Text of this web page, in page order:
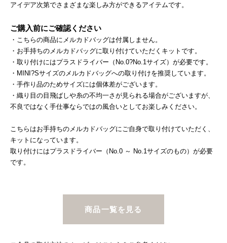
アイデア次第でさまざまな楽しみ方ができるアイテムです。
ご購入前にご確認ください
・こちらの商品にメルカドバッグは付属しません。
・お手持ちのメルカドバッグに取り付けていただくキットです。
・取り付けにはプラスドライバー（No.0?No.1サイズ）が必要です。
・MINI?Sサイズのメルカドバッグへの取り付けを推奨しています。
・手作り品のためサイズには個体差がございます。
・織り目の目飛ばしや糸の不均一さが見られる場合がございますが、
不良ではなく手仕事ならではの風合いとしてお楽しみください。
こちらはお手持ちのメルカドバッグにご自身で取り付けていただく、
キットになっています。
取り付けにはプラスドライバー（No.0 ～ No.1サイズのもの）が必要
です。
商品一覧を見る